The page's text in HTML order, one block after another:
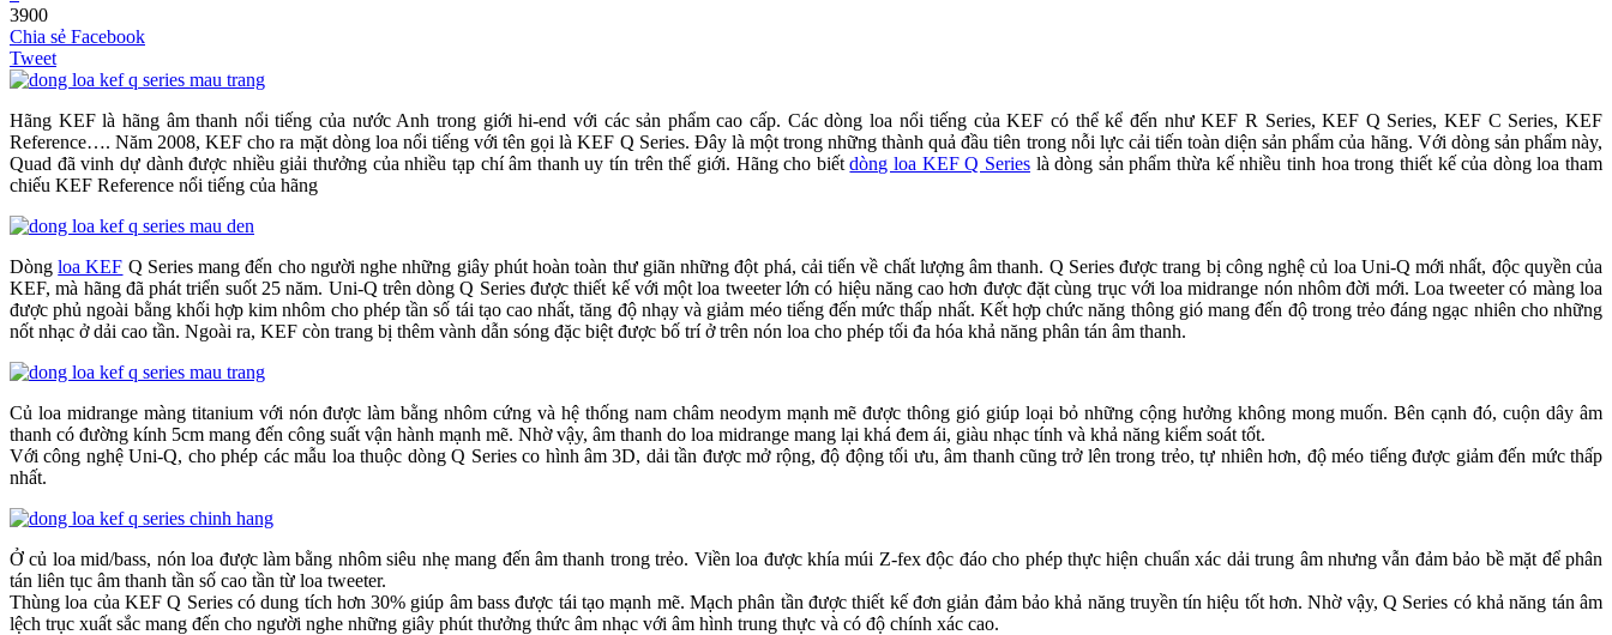
3900
Chia sẻ Facebook
Tweet
Hãng KEF là hãng âm thanh nổi tiếng của nước Anh trong giới hi-end với các sản phẩm cao cấp. Các dòng loa nổi tiếng của KEF có thể kể đến như KEF R Series, KEF Q Series, KEF C Series, KEF
Reference…. Năm 2008, KEF cho ra mặt dòng loa nổi tiếng với tên gọi là KEF Q Series. Đây là một trong những thành quả đầu tiên trong nỗi lực cải tiến toàn diện sản phẩm của hãng. Với dòng sản phẩm này,
Quad đã vinh dự dành được nhiều giải thưởng của nhiều tạp chí âm thanh uy tín trên thế giới. Hãng cho biếtdòng loa KEF Q Serieslà dòng sản phẩm thừa kế nhiều tinh hoa trong thiết kế của dòng loa tham
chiếu KEF Reference nổi tiếng của hãng
Dòngloa KEF Q Series mang đến cho người nghe những giây phút hoàn toàn thư giãn những đột phá, cải tiến về chất lượng âm thanh. Q Series được trang bị công nghệ củ loa Uni-Q mới nhất, độc quyền của
KEF, mà hãng đã phát triển suốt 25 năm. Uni-Q trên dòng Q Series được thiết kế với một loa tweeter lớn có hiệu năng cao hơn được đặt cùng trục với loa midrange nón nhôm đời mới. Loa tweeter có màng loa
được phủ ngoài bằng khối hợp kim nhôm cho phép tần số tái tạo cao nhất, tăng độ nhạy và giảm méo tiếng đến mức thấp nhất. Kết hợp chức năng thông gió mang đến độ trong trẻo đáng ngạc nhiên cho những
nốt nhạc ở dải cao tần. Ngoài ra, KEF còn trang bị thêm vành dẫn sóng đặc biệt được bố trí ở trên nón loa cho phép tối đa hóa khả năng phân tán âm thanh.
Củ loa midrange màng titanium với nón được làm bằng nhôm cứng và hệ thống nam châm neodym mạnh mẽ được thông gió giúp loại bỏ những cộng hưởng không mong muốn. Bên cạnh đó, cuộn dây âm
thanh có đường kính 5cm mang đến công suất vận hành mạnh mẽ. Nhờ vậy, âm thanh do loa midrange mang lại khá đem ái, giàu nhạc tính và khả năng kiểm soát tốt.
Với công nghệ Uni-Q, cho phép các mẫu loa thuộc dòng Q Series co hình âm 3D, dải tần được mở rộng, độ động tối ưu, âm thanh cũng trở lên trong trẻo, tự nhiên hơn, độ méo tiếng được giảm đến mức thấp
nhất.
Ở củ loa mid/bass, nón loa được làm bằng nhôm siêu nhẹ mang đến âm thanh trong trẻo. Viền loa được khía múi Z-fex độc đáo cho phép thực hiện chuẩn xác dải trung âm nhưng vẫn đảm bảo bề mặt để phân
tán liên tục âm thanh tần số cao tần từ loa tweeter.
Thùng loa của KEF Q Series có dung tích hơn 30% giúp âm bass được tái tạo mạnh mẽ. Mạch phân tần được thiết kế đơn giản đảm bảo khả năng truyền tín hiệu tốt hơn. Nhờ vậy, Q Series có khả năng tán âm
lệch trục xuất sắc mang đến cho người nghe những giây phút thưởng thức âm nhạc với âm hình trung thực và có độ chính xác cao.